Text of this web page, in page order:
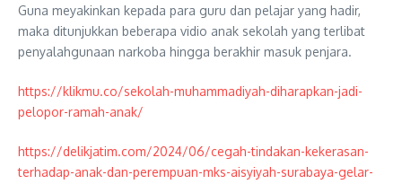
Guna meyakinkan kepada para guru dan pelajar yang hadir,
maka ditunjukkan beberapa vidio anak sekolah yang terlibat
penyalahgunaan narkoba hingga berakhir masuk penjara.
https://klikmu.co/sekolah-muhammadiyah-diharapkan-jadi-
pelopor-ramah-anak/
https://delikjatim.com/2024/06/cegah-tindakan-kekerasan-
terhadap-anak-dan-perempuan-mks-aisyiyah-surabaya-gelar-